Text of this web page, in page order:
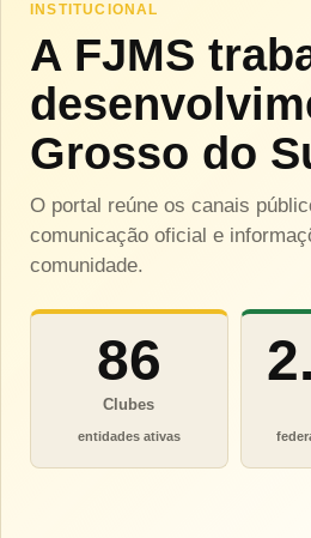
INSTITUCIONAL
A FJMS
Grosso do
O portal reúne os canais
comunicação oficial e
comunidade.
86
Clubes
entidades ativas